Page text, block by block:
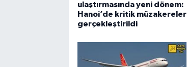
ulaştırmasında yeni dönem:
Hanoi’de kritik müzakereler
gerçekleştirildi